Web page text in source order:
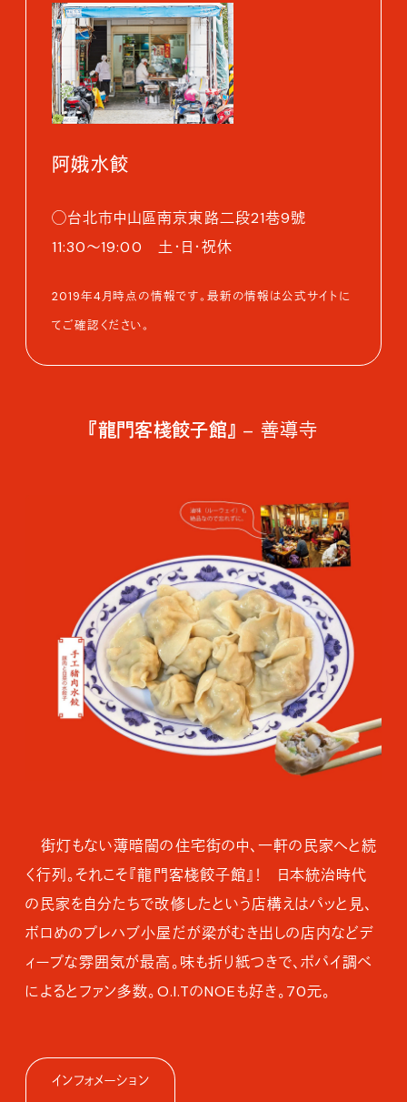
阿娥水餃
◯台北市中山區南京東路二段21巷9號
11:30～19:00 土・日・祝休
2019年4月時点の情報です。最新の情報は公式サイトに
てご確認ください。
『龍門客棧餃子館』 – 善導寺
街灯もない薄暗闇の住宅街の中、一軒の民家へと続
く行列。それこそ『龍門客棧餃子館』！ 日本統治時代
の民家を自分たちで改修したという店構えはパッと見、
ボロめのプレハブ小屋だが梁がむき出しの店内などデ
ィープな雰囲気が最高。味も折り紙つきで、ポパイ調べ
によるとファン多数。O.I.TのNOEも好き。70元。
インフォメーション